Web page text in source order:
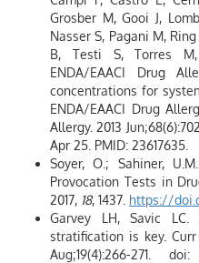
Grosber M, Gooi J,
Nasser S, Pagani M,
B, Testi S, Torres
ENDA/EAACI Drug
concentrations for
ENDA/EAACI Drug
Allergy. 2013
Apr 25. PMID: 23617635.
Soyer, O.; Sahiner,
Provocation Tests in
2017, 18, 1437. https://
Garvey LH, Savic
stratification is key.
Aug;19(4):266-271. doi: